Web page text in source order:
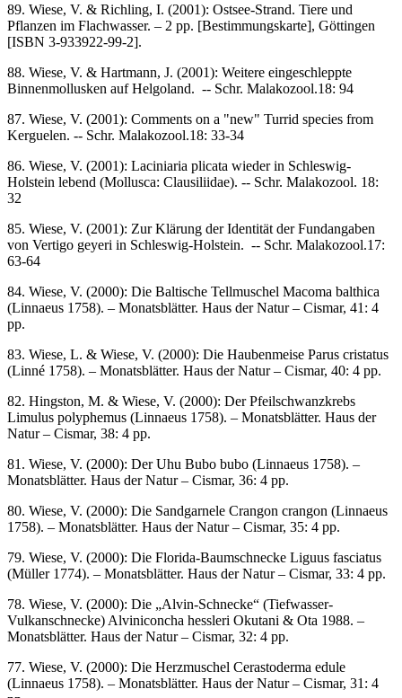
89. Wiese, V. & Richling, I. (2001): Ostsee-Strand. Tiere und
Pflanzen im Flachwasser. – 2 pp. [Bestimmungskarte], Göttingen
[ISBN 3-933922-99-2].
88. Wiese, V. & Hartmann, J. (2001): Weitere eingeschleppte
Binnenmollusken auf Helgoland. -- Schr. Malakozool.18: 94
87. Wiese, V. (2001): Comments on a "new" Turrid species from
Kerguelen. -- Schr. Malakozool.18: 33-34
86. Wiese, V. (2001): Laciniaria plicata wieder in Schleswig-
Holstein lebend (Mollusca: Clausiliidae). -- Schr. Malakozool. 18:
32
85. Wiese, V. (2001): Zur Klärung der Identität der Fundangaben
von Vertigo geyeri in Schleswig-Holstein. -- Schr. Malakozool.17:
63-64
84. Wiese, V. (2000): Die Baltische Tellmuschel Macoma balthica
(Linnaeus 1758). – Monatsblätter. Haus der Natur – Cismar, 41: 4
pp.
83. Wiese, L. & Wiese, V. (2000): Die Haubenmeise Parus cristatus
(Linné 1758). – Monatsblätter. Haus der Natur – Cismar, 40: 4 pp.
82. Hingston, M. & Wiese, V. (2000): Der Pfeilschwanzkrebs
Limulus polyphemus (Linnaeus 1758). – Monatsblätter. Haus der
Natur – Cismar, 38: 4 pp.
81. Wiese, V. (2000): Der Uhu Bubo bubo (Linnaeus 1758). –
Monatsblätter. Haus der Natur – Cismar, 36: 4 pp.
80. Wiese, V. (2000): Die Sandgarnele Crangon crangon (Linnaeus
1758). – Monatsblätter. Haus der Natur – Cismar, 35: 4 pp.
79. Wiese, V. (2000): Die Florida-Baumschnecke Liguus fasciatus
(Müller 1774). – Monatsblätter. Haus der Natur – Cismar, 33: 4 pp.
78. Wiese, V. (2000): Die „Alvin-Schnecke“ (Tiefwasser-
Vulkanschnecke) Alviniconcha hessleri Okutani & Ota 1988. –
Monatsblätter. Haus der Natur – Cismar, 32: 4 pp.
77. Wiese, V. (2000): Die Herzmuschel Cerastoderma edule
(Linnaeus 1758). – Monatsblätter. Haus der Natur – Cismar, 31: 4